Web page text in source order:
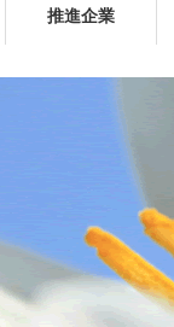
推進企業